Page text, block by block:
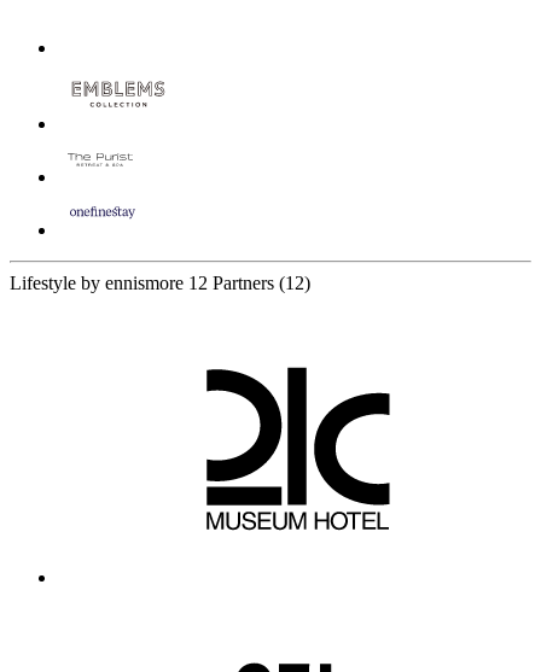
Lifestyle by ennismore 12 Partners (12)